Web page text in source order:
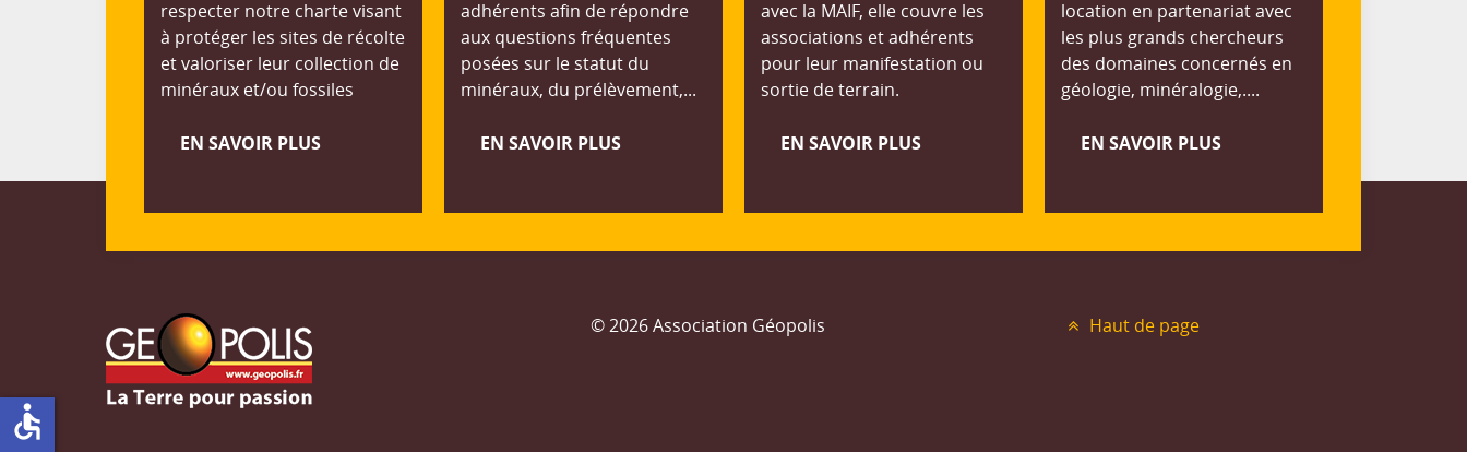
respecter notre charte visant
à protéger les sites de récolte
et valoriser leur collection de
minéraux et/ou fossiles
EN SAVOIR PLUS
adhérents afin de répondre
aux questions fréquentes
posées sur le statut du
minéraux, du prélèvement,...
EN SAVOIR PLUS
avec la MAIF, elle couvre les
associations et adhérents
pour leur manifestation ou
sortie de terrain.
EN SAVOIR PLUS
location en partenariat avec
les plus grands chercheurs
des domaines concernés en
géologie, minéralogie,....
EN SAVOIR PLUS
© 2026 Association Géopolis Haut de page
accessible